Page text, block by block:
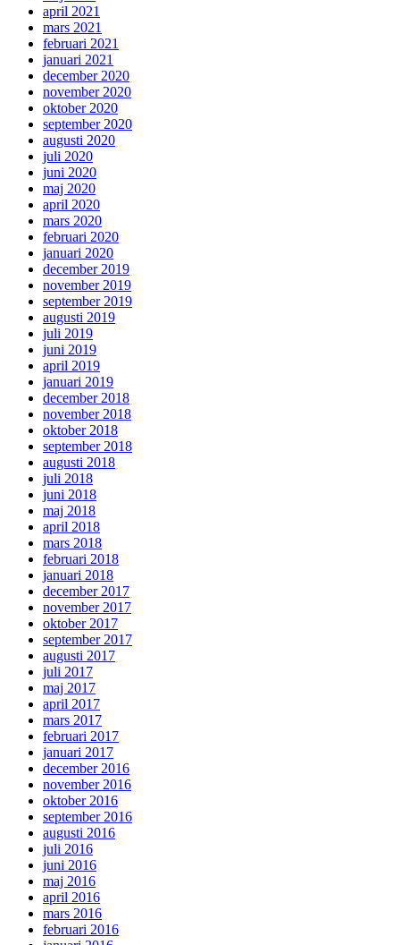
april 2021
mars 2021
februari 2021
januari 2021
december 2020
november 2020
oktober 2020
september 2020
augusti 2020
juli 2020
juni 2020
maj 2020
april 2020
mars 2020
februari 2020
januari 2020
december 2019
november 2019
september 2019
augusti 2019
juli 2019
juni 2019
april 2019
januari 2019
december 2018
november 2018
oktober 2018
september 2018
augusti 2018
juli 2018
juni 2018
maj 2018
april 2018
mars 2018
februari 2018
januari 2018
december 2017
november 2017
oktober 2017
september 2017
augusti 2017
juli 2017
maj 2017
april 2017
mars 2017
februari 2017
januari 2017
december 2016
november 2016
oktober 2016
september 2016
augusti 2016
juli 2016
juni 2016
maj 2016
april 2016
mars 2016
februari 2016